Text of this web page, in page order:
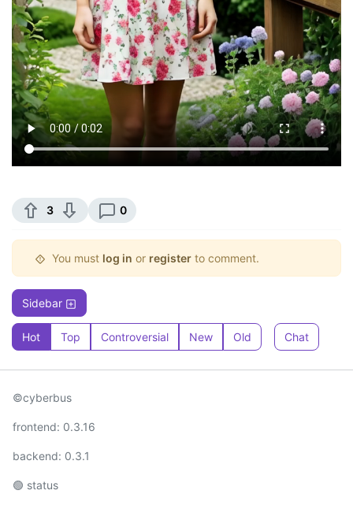
3 0
You must log in or register to comment.
Sidebar
Hot Top Controversial New Old Chat
©cyberbus
frontend: 0.3.16
backend: 0.3.1
🟢 status